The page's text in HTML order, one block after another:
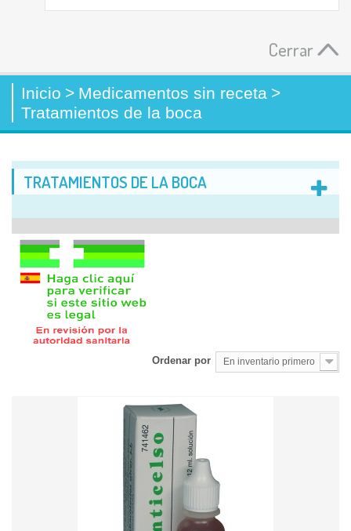
Cerrar
Inicio > Medicamentos sin receta >
Tratamientos de la boca
TRATAMIENTOS DE LA BOCA
Ordenar por En inventario primero